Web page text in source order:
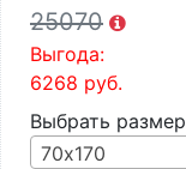
25070
Выгода:
6268 руб.
Выбрать размер
70х170